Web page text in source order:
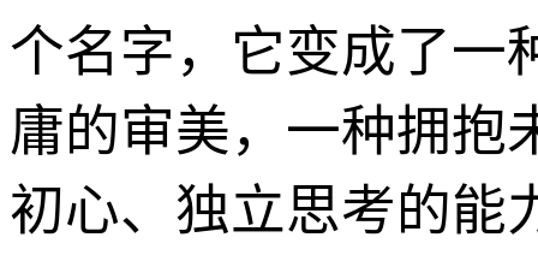
个名字，它变成了一
庸的审美，一种拥抱
初心、独立思考的能